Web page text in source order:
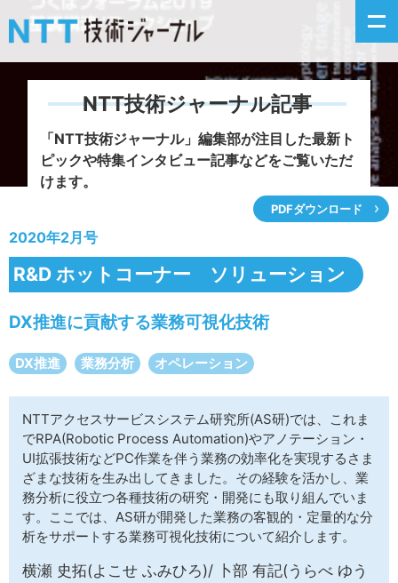
新着情報
掲載月毎記事
イベントカレンダー
問い合わせ
NTT技術ジャーナル記事
「NTT技術ジャーナル」編集部が注目した最新ト
ピックや特集インタビュー記事などをご覧いただ
けます。
PDFダウンロード
2020年2月号
R&D ホットコーナー ソリューション
DX推進に貢献する業務可視化技術
DX推進 業務分析 オペレーション
NTTアクセスサービスシステム研究所(AS研)では、これま
でRPA(Robotic Process Automation)やアノテーション・
UI拡張技術などPC作業を伴う業務の効率化を実現するさま
ざまな技術を生み出してきました。その経験を活かし、業
務分析に役立つ各種技術の研究・開発にも取り組んでいま
す。ここでは、AS研が開発した業務の客観的・定量的な分
析をサポートする業務可視化技術について紹介します。
横瀬 史拓(よこせ ふみひろ)/ 卜部 有記(うらべ ゆう